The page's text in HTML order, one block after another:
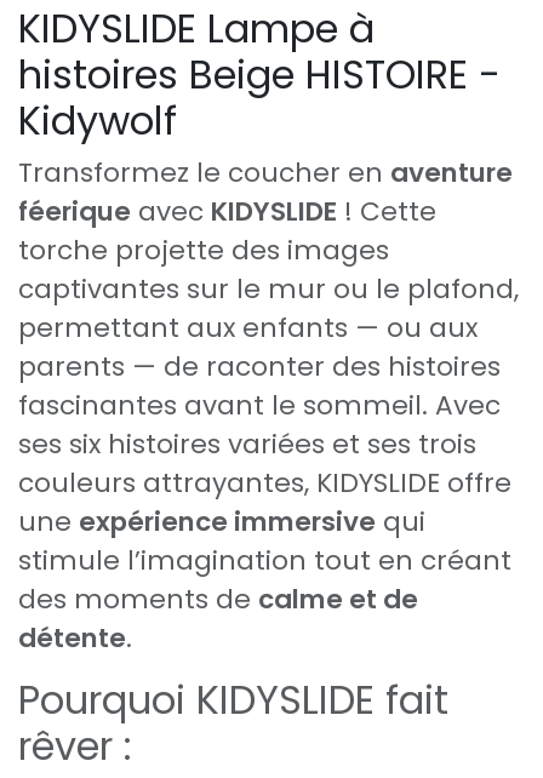
KIDYSLIDE Lampe à
histoires Beige HISTOIRE -
Kidywolf
Transformez le coucher en aventure
féerique avec KIDYSLIDE ! Cette
torche projette des images
captivantes sur le mur ou le plafond,
permettant aux enfants — ou aux
parents — de raconter des histoires
fascinantes avant le sommeil. Avec
ses six histoires variées et ses trois
couleurs attrayantes, KIDYSLIDE offre
une expérience immersive qui
stimule l’imagination tout en créant
des moments de calme et de
détente.
Pourquoi KIDYSLIDE fait
rêver :